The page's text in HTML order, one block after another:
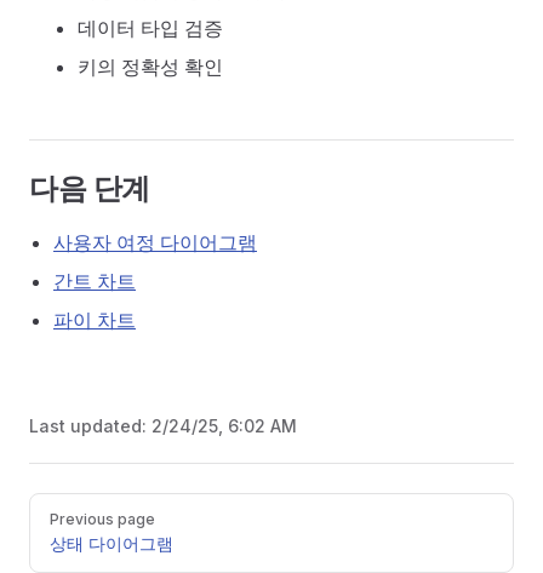
데이터 타입 검증
키의 정확성 확인
다음 단계
사용자 여정 다이어그램
간트 차트
파이 차트
Last updated: 2/24/25, 6:02 AM
Pager
Previous page
상태 다이어그램